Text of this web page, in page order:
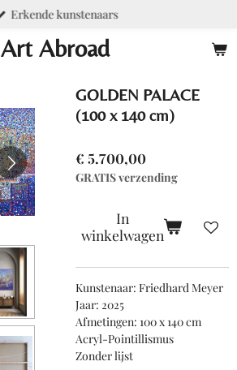
Art Abroad
Erkende kunstenaars
GOLDEN PALACE
(100 x 140 cm)
€ 5.700,00
GRATIS verzending
In
winkelwagen
Kunstenaar: Friedhard Meyer
Jaar: 2025
Afmetingen: 100 x 140 cm
Acryl-Pointillismus
Zonder lijst